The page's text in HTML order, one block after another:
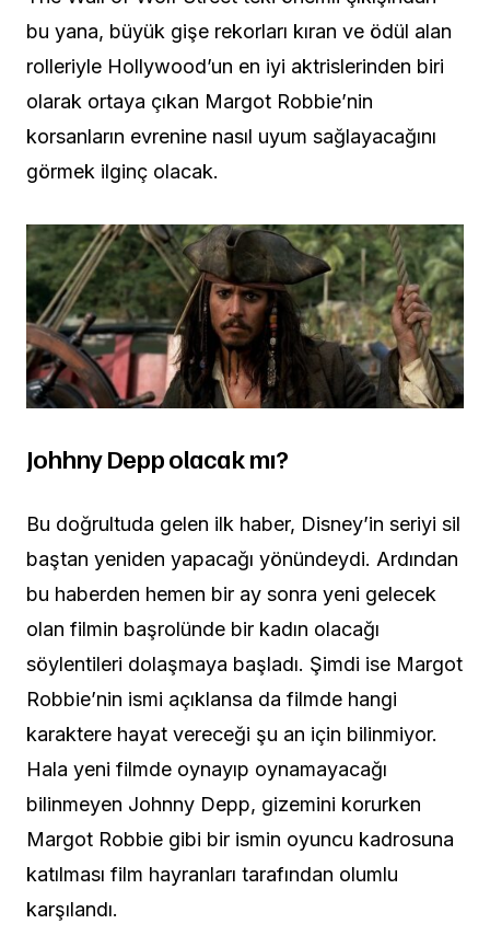
bu yana, büyük gişe rekorları kıran ve ödül alan
rolleriyle Hollywood’un en iyi aktrislerinden biri
olarak ortaya çıkan Margot Robbie’nin
korsanların evrenine nasıl uyum sağlayacağını
görmek ilginç olacak.
Johhny Depp olacak mı?
Bu doğrultuda gelen ilk haber, Disney’in seriyi sil
baştan yeniden yapacağı yönündeydi. Ardından
bu haberden hemen bir ay sonra yeni gelecek
olan filmin başrolünde bir kadın olacağı
söylentileri dolaşmaya başladı. Şimdi ise Margot
Robbie’nin ismi açıklansa da filmde hangi
karaktere hayat vereceği şu an için bilinmiyor.
Hala yeni filmde oynayıp oynamayacağı
bilinmeyen Johnny Depp, gizemini korurken
Margot Robbie gibi bir ismin oyuncu kadrosuna
katılması film hayranları tarafından olumlu
karşılandı.